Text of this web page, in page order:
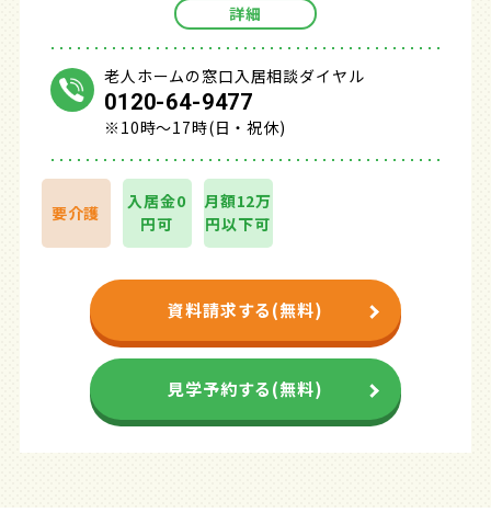
詳細
老人ホームの窓口入居相談ダイヤル
0120-64-9477
※10時～17時(日・祝休)
要介護
入居金0
円可
月額12万
円以下可
資料請求する(無料)
見学予約する(無料)